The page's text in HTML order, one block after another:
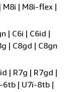
M8i | M8i-flex |
| C6i | C6id |
| C8gd | C8gn
| R7g | R7gd |
6tb | U7i-8tb |